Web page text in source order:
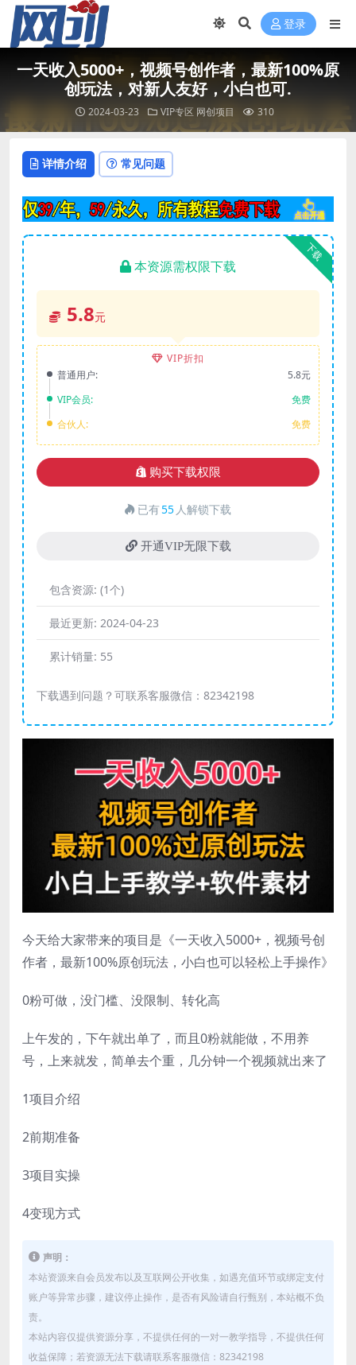
登录
一天收入5000+，视频号创作者，最新100%原
创玩法，对新人友好，小白也可.
2024-03-23 VIP专区 网创项目 310
详情介绍 常见问题
下载
本资源需权限下载
5.8元
VIP折扣
普通用户:
5.8元
VIP会员:
免费
合伙人:
免费
购买下载权限
已有55 人解锁下载
开通VIP无限下载
包含资源: (1个)
最近更新: 2024-04-23
累计销量: 55
下载遇到问题？可联系客服微信：82342198
今天给大家带来的项目是《一天收入5000+，视频号创
作者，最新100%原创玩法，小白也可以轻松上手操作》
0粉可做，没门槛、没限制、转化高
上午发的，下午就出单了，而且0粉就能做，不用养
号，上来就发，简单去个重，几分钟一个视频就出来了
1项目介绍
2前期准备
3项目实操
4变现方式
声明：
本站资源来自会员发布以及互联网公开收集，如遇充值环节或绑定支付
账户等异常步骤，建议停止操作，是否有风险请自行甄别，本站概不负
责。
本站内容仅提供资源分享，不提供任何的一对一教学指导，不提供任何
收益保障；若资源无法下载请联系客服微信：82342198